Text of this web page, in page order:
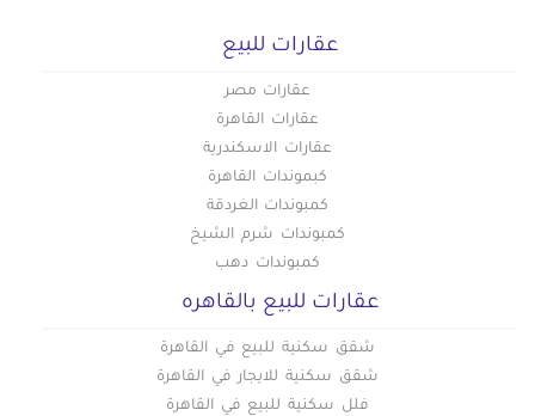
عقارات للبيع
عقارات مصر
عقارات القاهرة
عقارات الاسكندرية
كبموندات القاهرة
كمبوندات الغردقة
كمبوندات شرم الشيخ
كمبوندات دهب
عقارات للبيع بالقاهره
شقق سكنية للبيع في القاهرة
شقق سكنية للايجار في القاهرة
فلل سكنية للبيع في القاهرة